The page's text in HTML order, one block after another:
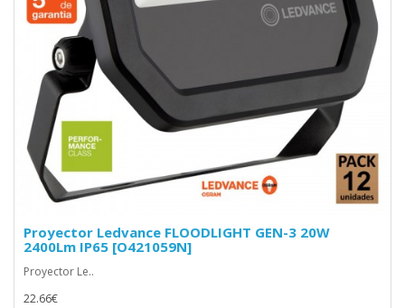
Proyector Ledvance FLOODLIGHT GEN-3 20W
2400Lm IP65 [O421059N]
Proyector Le..
22.66€